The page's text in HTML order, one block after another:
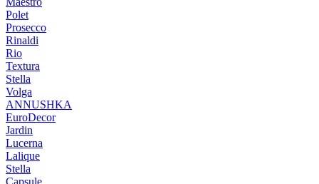
Polet
Prosecco
Rinaldi
Rio
Textura
Stella
Volga
ANNUSHKA
EuroDecor
Jardin
Lucerna
Lalique
Stella
Capsule